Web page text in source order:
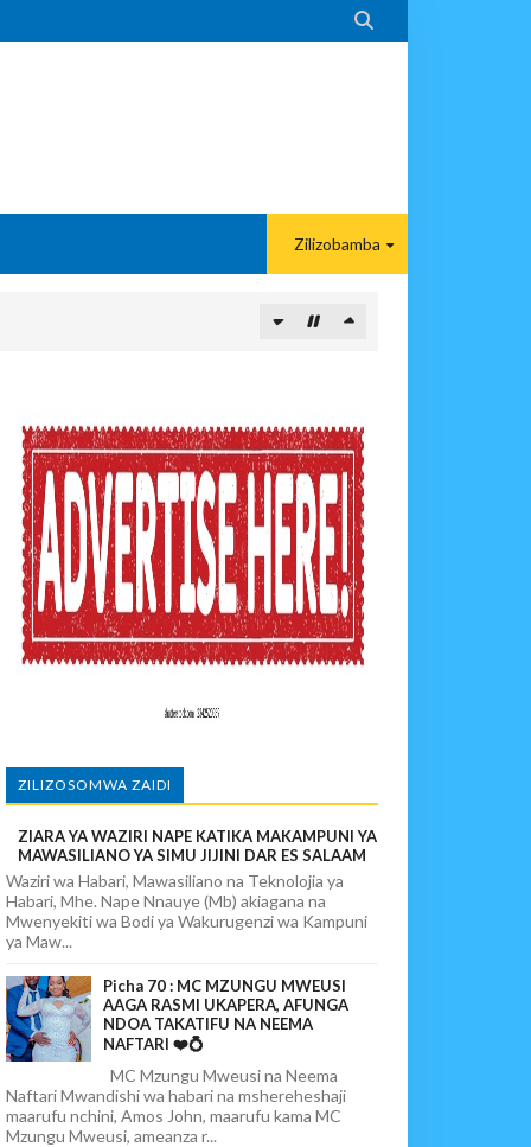

Zilizobamba
KIKUU CHA NISHATI YA MAFUTA
KWA VIJANA BBT
Usomaji Wa Viganja Ulipofichua Siri Na Njia Zangu Za
ZILIZOSOMWA ZAIDI
ZIARA YA WAZIRI NAPE KATIKA MAKAMPUNI YA
MAWASILIANO YA SIMU JIJINI DAR ES SALAAM
Waziri wa Habari, Mawasiliano na Teknolojia ya
Habari, Mhe. Nape Nnauye (Mb) akiagana na
Mwenyekiti wa Bodi ya Wakurugenzi wa Kampuni
ya Maw...
Picha 70 : MC MZUNGU MWEUSI
AAGA RASMI UKAPERA, AFUNGA
NDOA TAKATIFU NA NEEMA
NAFTARI ❤️💍
MC Mzungu Mweusi na Neema
Naftari Mwandishi wa habari na mshereheshaji
maarufu nchini, Amos John, maarufu kama MC
Mzungu Mweusi, ameanza r...